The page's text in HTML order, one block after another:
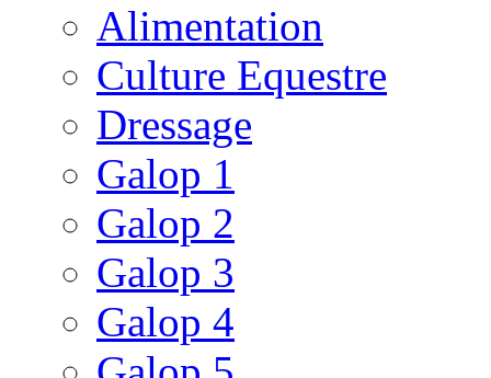
Alimentation
Culture Equestre
Dressage
Galop 1
Galop 2
Galop 3
Galop 4